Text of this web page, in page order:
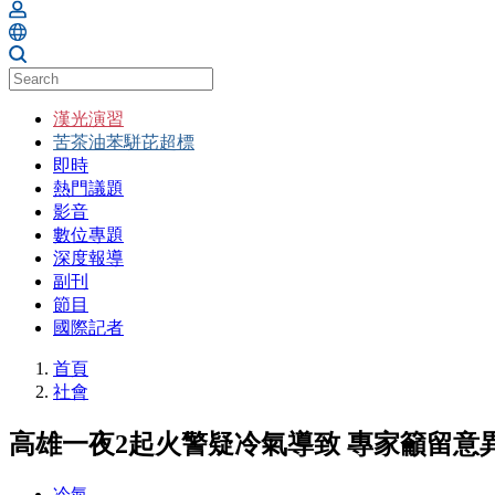
漢光演習
苦茶油苯駢芘超標
即時
熱門議題
影音
數位專題
深度報導
副刊
節目
國際記者
首頁
社會
高雄一夜2起火警疑冷氣導致 專家籲留意